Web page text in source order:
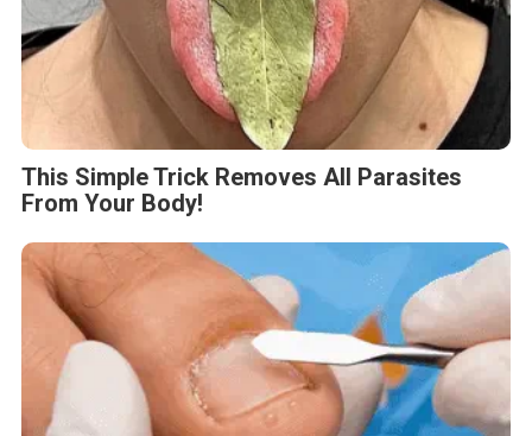
This Simple Trick Removes All Parasites
From Your Body!